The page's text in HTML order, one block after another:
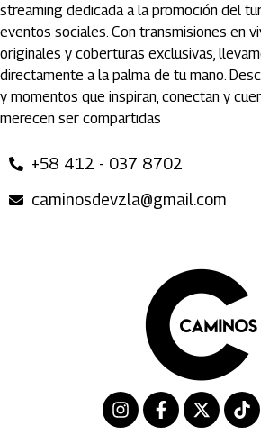
streaming dedicada a la promoción del
eventos sociales. Con transmisiones en
originales y coberturas exclusivas,
directamente a la palma de tu mano.
y momentos que inspiran, conectan y
merecen ser compartidas
+58 412 - 037 8702
caminosdevzla@gmail.com